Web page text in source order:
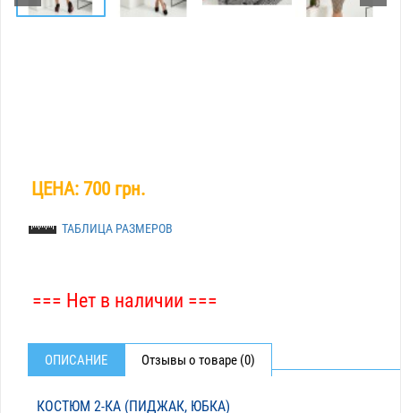
ЦЕНА: 700 грн.
ТАБЛИЦА РАЗМЕРОВ
=== Нет в наличии ===
ОПИСАНИЕ Отзывы о товаре (0)
КОСТЮМ 2-КА (ПИДЖАК, ЮБКА)